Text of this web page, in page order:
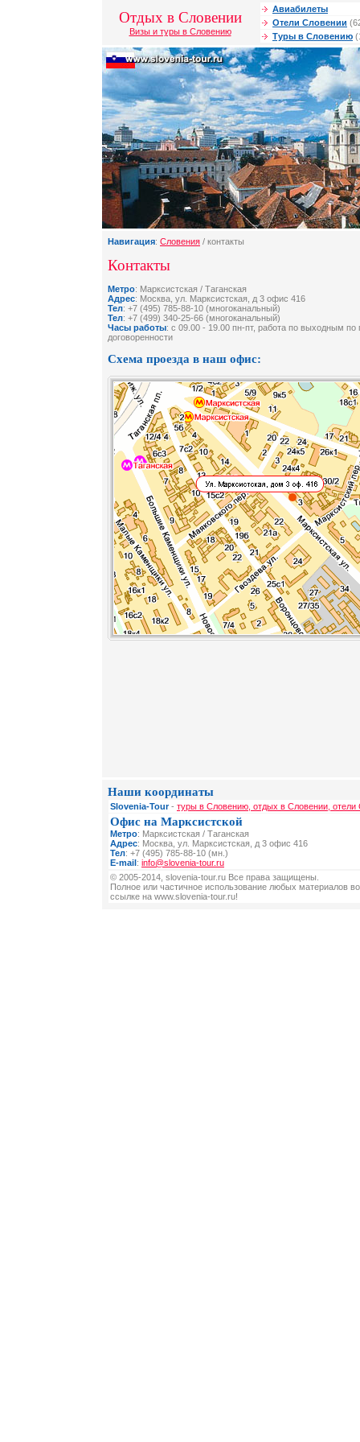
Отдых в Словении
Визы и туры в Словению
Авиабилеты
Отели Словении
Туры в Словению
Навигация: Словения / контакты
Контакты
Метро: Марксистская / Таганская
Адрес: Москва, ул. Марксистская, д 3 офис 416
Тел: +7 (495) 785-88-10 (многоканальный)
Тел: +7 (499) 340-25-66 (многоканальный)
Часы работы: с 09.00 - 19.00 пн-пт, работа по выходным по
договоренности
Схема проезда в наш офис:
Наши координаты
Slovenia-Tour- туры в Словению, отдых в Словении,
Офис на Марксистской
Метро: Марксистская / Таганская
Адрес: Москва, ул. Марксистская, д 3 офис 416
Тел: +7 (495) 785-88-10 (мн.)
E-mail: info@slovenia-tour.ru
© 2005-2014, slovenia-tour.ru Все права защищены.
Полное или частичное использование любых материалов
ссылке на www.slovenia-tour.ru!